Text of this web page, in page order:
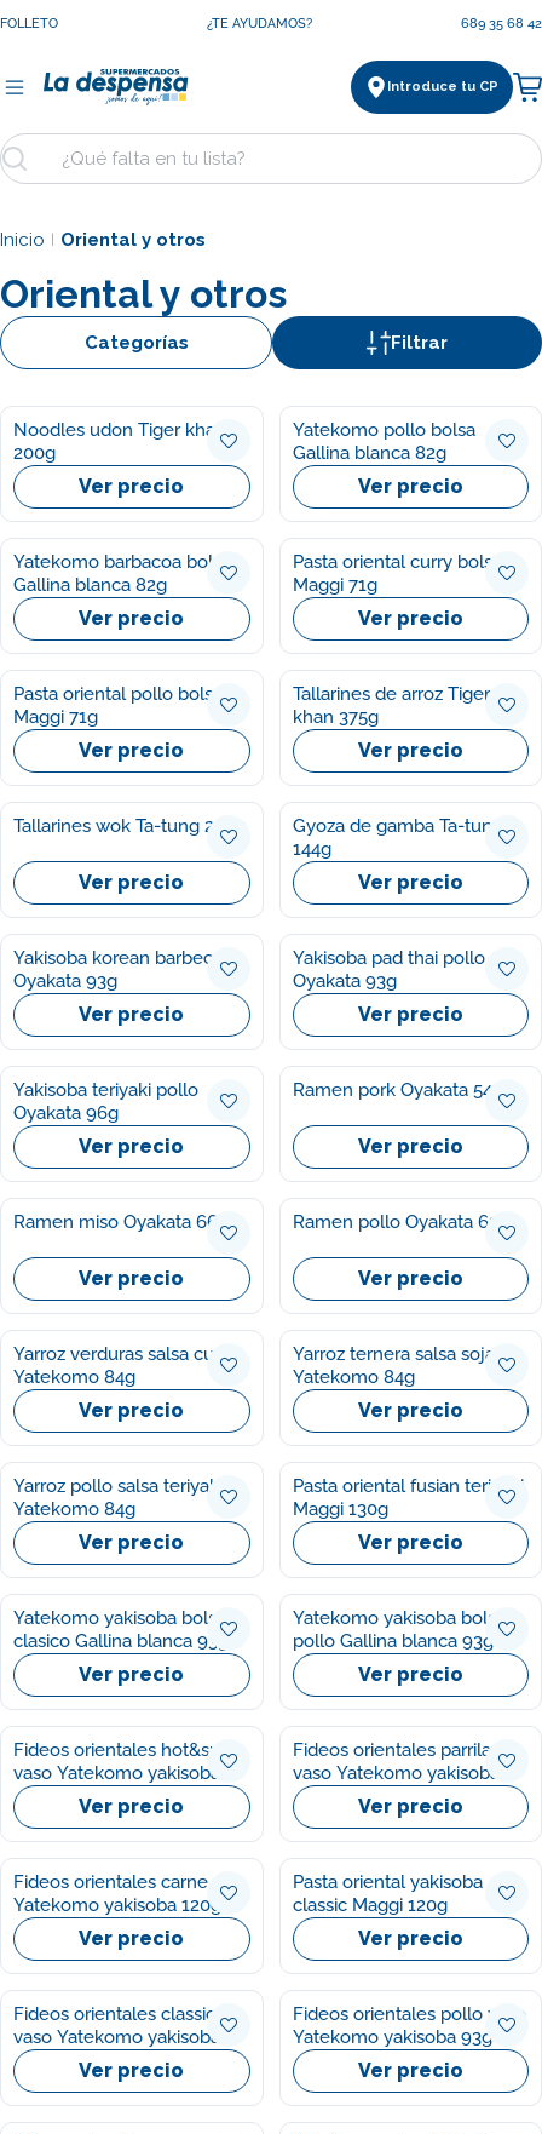
FOLLETO ¿TE AYUDAMOS? 689 35 68 42
Buscar
Introduce tu CP
Inicio Oriental y otros
Oriental y otros
Categorías Filtrar
Noodles udon Tiger khan
200g
Ver precio
Yatekomo pollo bolsa
Gallina blanca 82g
Ver precio
Yatekomo barbacoa bolsa
Gallina blanca 82g
Ver precio
Pasta oriental curry bolsa
Maggi 71g
Ver precio
Pasta oriental pollo bolsa
Maggi 71g
Ver precio
Tallarines de arroz Tiger
khan 375g
Ver precio
Tallarines wok Ta-tung 250g
Ver precio
Gyoza de gamba Ta-tung
144g
Ver precio
Yakisoba korean barbecue
Oyakata 93g
Ver precio
Yakisoba pad thai pollo
Oyakata 93g
Ver precio
Yakisoba teriyaki pollo
Oyakata 96g
Ver precio
Ramen pork Oyakata 54g
Ver precio
Ramen miso Oyakata 66g
Ver precio
Ramen pollo Oyakata 63g
Ver precio
Yarroz verduras salsa curry
Yatekomo 84g
Ver precio
Yarroz ternera salsa soja
Yatekomo 84g
Ver precio
Yarroz pollo salsa teriyaki
Yatekomo 84g
Ver precio
Pasta oriental fusian teriyaki
Maggi 130g
Ver precio
Yatekomo yakisoba bolsa
clasico Gallina blanca 93g
Ver precio
Yatekomo yakisoba bolsa
pollo Gallina blanca 93g
Ver precio
Fideos orientales hot&spicy
vaso Yatekomo yakisoba
80g
Ver precio
Fideos orientales parrila
vaso Yatekomo yakisoba
79g
Ver precio
Fideos orientales carne
Yatekomo yakisoba 120g
Ver precio
Pasta oriental yakisoba
classic Maggi 120g
Ver precio
Fideos orientales classic
vaso Yatekomo yakisoba
93g
Ver precio
Fideos orientales pollo vaso
Yatekomo yakisoba 93g
Ver precio